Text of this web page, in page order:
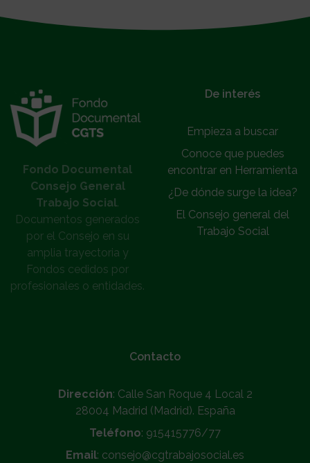
Fondo Documental
Consejo General
Trabajo Social.
Documentos generados
por el Consejo en su
amplia trayectoria y
Fondos cedidos por
profesionales o entidades.
De interés
Empieza a buscar
Conoce que puedes
encontrar en Herramienta
¿De dónde surge la idea?
El Consejo general del
Trabajo Social
Contacto
Dirección: Calle San Roque 4 Local 2
28004 Madrid (Madrid). España
Teléfono: 915415776/77
Email: consejo@cgtrabajosocial.es